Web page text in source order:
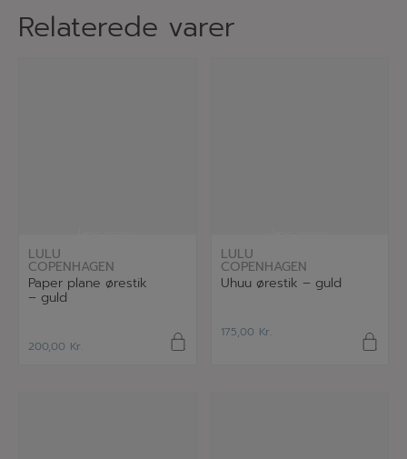
antal
Relaterede varer
LULU
COPENHAGEN
Paper plane ørestik
– guld
200,00 Kr.
LULU
COPENHAGEN
Uhuu ørestik – guld
175,00 Kr.